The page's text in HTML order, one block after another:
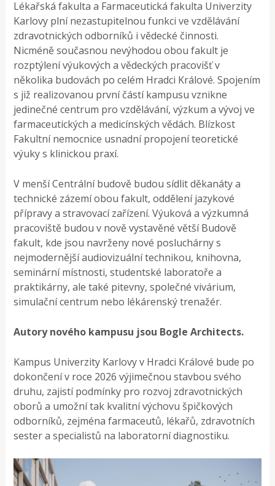
Lékařská fakulta a Farmaceutická fakulta Univerzity
Karlovy plní nezastupitelnou funkci ve vzdělávání
zdravotnických odborníků i vědecké činnosti.
Nicméně současnou nevýhodou obou fakult je
rozptýlení výukových a vědeckých pracovišť v
několika budovách po celém Hradci Králové. Spojením
s již realizovanou první částí kampusu vznikne
jedinečné centrum pro vzdělávání, výzkum a vývoj ve
farmaceutických a medicínských vědách. Blízkost
Fakultní nemocnice usnadní propojení teoretické
výuky s klinickou praxí.
V menší Centrální budově budou sídlit děkanáty a
technické zázemí obou fakult, oddělení jazykové
přípravy a stravovací zařízení. Výuková a výzkumná
pracoviště budou v nově vystavěné větší Budově
fakult, kde jsou navrženy nové posluchárny s
nejmodernější audiovizuální technikou, knihovna,
seminární místnosti, studentské laboratoře a
praktikárny, ale také pitevny, společné vivárium,
simulační centrum nebo lékárenský trenažér.
Autory nového kampusu jsou Bogle Architects.
Kampus Univerzity Karlovy v Hradci Králové bude po
dokončení v roce 2026 výjimečnou stavbou svého
druhu, zajistí podmínky pro rozvoj zdravotnických
oborů a umožní tak kvalitní výchovu špičkových
odborníků, zejména farmaceutů, lékařů, zdravotních
sester a specialistů na laboratorní diagnostiku.